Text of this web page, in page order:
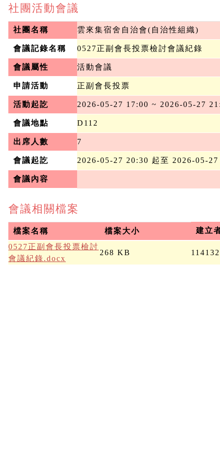
社團活動會議
社團名稱 雲來集宿舍自治會(自治性組織)
會議記錄名稱 0527正副會長投票檢討會議紀錄
會議屬性 活動會議
申請活動 正副會長投票
活動起訖 2026-05-27 17:00 ~ 2026-05-27
會議地點 D112
出席人數 7
會議起訖 2026-05-27 20:30 起至 2026-05-
會議內容
會議相關檔案
檔案名稱 檔案大小
建立
0527正副會長投票檢討
會議紀錄.docx
268 KB